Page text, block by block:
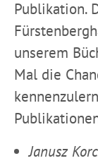
Publikation.
unserem
Mal die
Janusz